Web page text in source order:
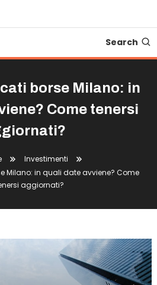
Search
borse Milano: in
Come tenersi
Investimenti
Milano: in quali date avviene? Come
aggiornati?